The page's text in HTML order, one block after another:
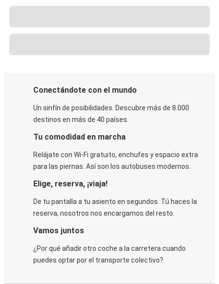
Conectándote con el mundo
Un sinfín de posibilidades. Descubre más de 8.000
destinos en más de 40 países.
Tu comodidad en marcha
Relájate con Wi-Fi gratuito, enchufes y espacio extra
para las piernas. Así son los autobuses modernos.
Elige, reserva, ¡viaja!
De tu pantalla a tu asiento en segundos. Tú haces la
reserva, nosotros nos encargamos del resto.
Vamos juntos
¿Por qué añadir otro coche a la carretera cuando
puedes optar por el transporte colectivo?